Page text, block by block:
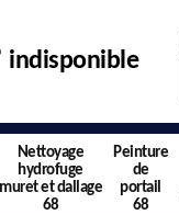
indisponible
Nettoyage
hydrofuge
muret et dallage
68
Peinture
de
portail
68